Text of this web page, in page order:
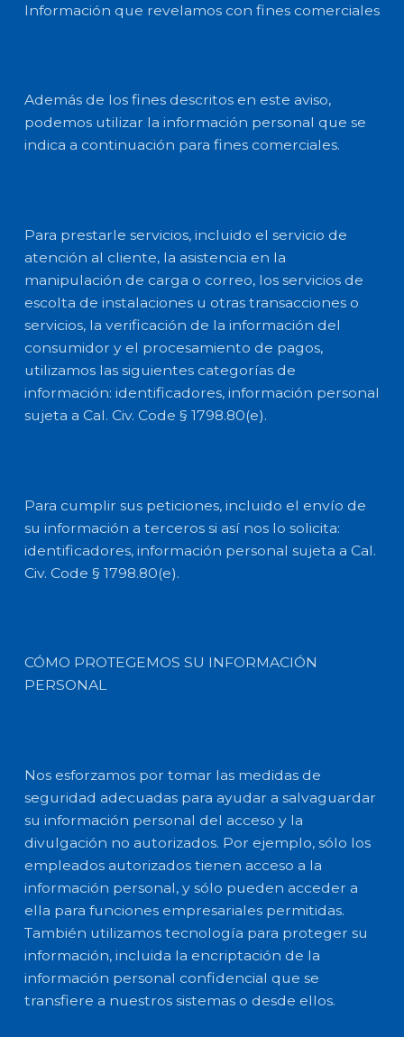
Información que revelamos con fines comerciales
Además de los fines descritos en este aviso,
podemos utilizar la información personal que se
indica a continuación para fines comerciales.
Para prestarle servicios, incluido el servicio de
atención al cliente, la asistencia en la
manipulación de carga o correo, los servicios de
escolta de instalaciones u otras transacciones o
servicios, la verificación de la información del
consumidor y el procesamiento de pagos,
utilizamos las siguientes categorías de
información: identificadores, información personal
sujeta a Cal. Civ. Code § 1798.80(e).
Para cumplir sus peticiones, incluido el envío de
su información a terceros si así nos lo solicita:
identificadores, información personal sujeta a Cal.
Civ. Code § 1798.80(e).
CÓMO PROTEGEMOS SU INFORMACIÓN
PERSONAL
Nos esforzamos por tomar las medidas de
seguridad adecuadas para ayudar a salvaguardar
su información personal del acceso y la
divulgación no autorizados. Por ejemplo, sólo los
empleados autorizados tienen acceso a la
información personal, y sólo pueden acceder a
ella para funciones empresariales permitidas.
También utilizamos tecnología para proteger su
información, incluida la encriptación de la
información personal confidencial que se
transfiere a nuestros sistemas o desde ellos.